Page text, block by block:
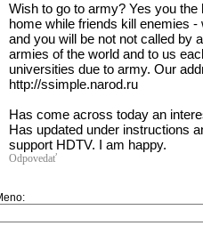
Wish to go to army? Yes you
home while friends kill enemies
and you will be not not called by
armies of the world and to us
universities due to army. Our
http://ssimple.narod.ru
Has come across today an
Has updated under instructions
support HDTV. I am happy.
Odpovedať